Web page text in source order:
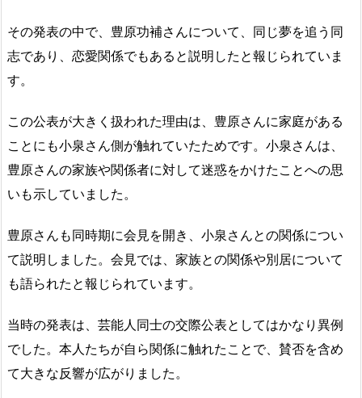
その発表の中で、豊原功補さんについて、同じ夢を追う同
志であり、恋愛関係でもあると説明したと報じられていま
す。
この公表が大きく扱われた理由は、豊原さんに家庭がある
ことにも小泉さん側が触れていたためです。小泉さんは、
豊原さんの家族や関係者に対して迷惑をかけたことへの思
いも示していました。
豊原さんも同時期に会見を開き、小泉さんとの関係につい
て説明しました。会見では、家族との関係や別居について
も語られたと報じられています。
当時の発表は、芸能人同士の交際公表としてはかなり異例
でした。本人たちが自ら関係に触れたことで、賛否を含め
て大きな反響が広がりました。